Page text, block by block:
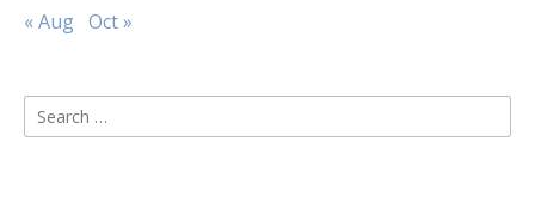
« Aug Oct »
Search
for: